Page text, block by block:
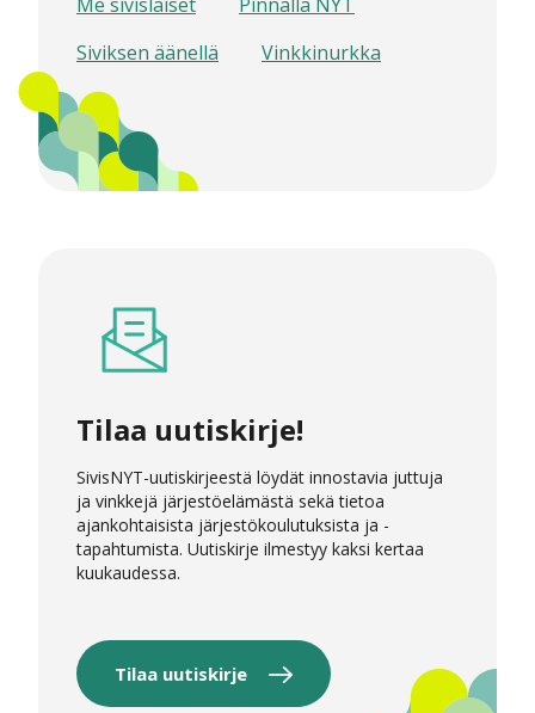
Siviksen äänellä
Vinkkinurkka
Tilaa uutiskirje!
SivisNYT-uutiskirjeestä löydät innostavia juttuja
ja vinkkejä järjestöelämästä sekä tietoa
ajankohtaisista järjestökoulutuksista ja -
tapahtumista. Uutiskirje ilmestyy kaksi kertaa
kuukaudessa.
Tilaa uutiskirje